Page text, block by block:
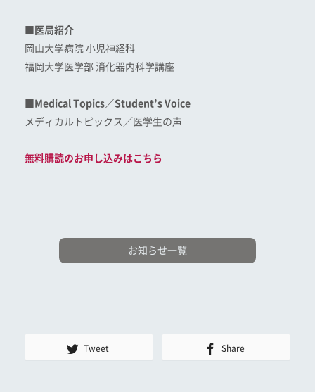
■医局紹介
岡山大学病院 小児神経科
福岡大学医学部 消化器内科学講座
■Medical Topics／Student’s Voice
メディカルトピックス／医学生の声
無料購読のお申し込みはこちら
お知らせ一覧
Tweet Share